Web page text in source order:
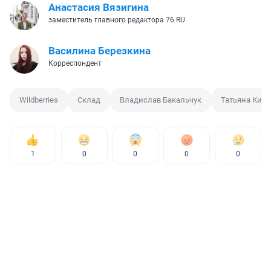
Анастасия Вязигина
заместитель главного редактора 76.RU
Василина Березкина
Корреспондент
Wildberries Склад Владислав Бакальчук Татьяна Ким
1 0 0 0 0